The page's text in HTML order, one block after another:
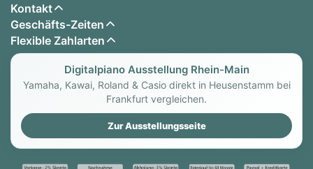
Kontakt
Geschäfts-Zeiten
Flexible Zahlarten
Digitalpiano Ausstellung Rhein-Main
Yamaha, Kawai, Roland & Casio direkt in Heusenstamm bei
Frankfurt vergleichen.
Zur Ausstellungsseite